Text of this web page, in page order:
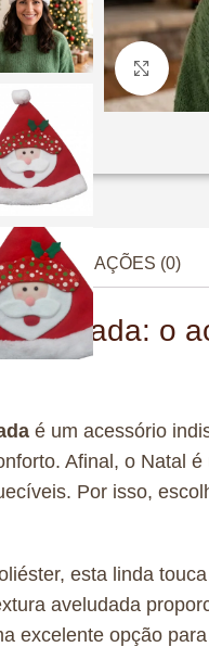
AVALIAÇÕES (0)
o
é um acessório
Afinal, o Natal
Por isso,
esta linda
aveludada
excelente opção